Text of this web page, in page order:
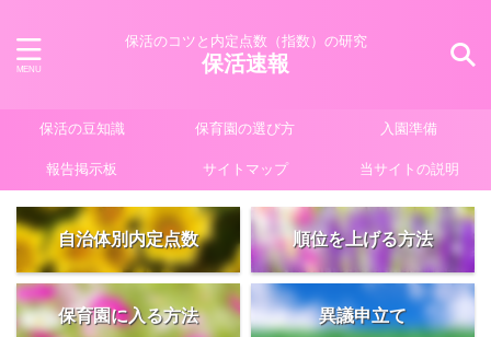
保活のコツと内定点数（指数）の研究
保活速報
保活の豆知識 保育園の選び方 入園準備
報告掲示板 サイトマップ 当サイトの説明
自治体別内定点数 順位を上げる方法
保育園に入る方法 異議申立て